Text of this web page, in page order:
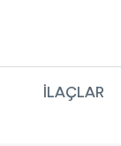
İLAÇLAR